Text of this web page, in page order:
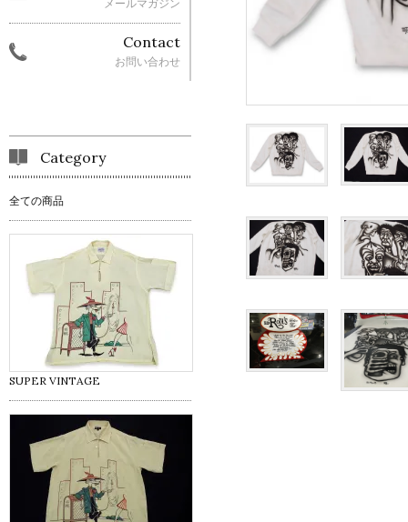
メールマガジン
Contact
お問い合わせ
Category
全ての商品
SUPER VINTAGE